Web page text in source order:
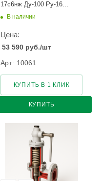
17с6нж Ду-100 Ру-16
Рн-8...16
В наличии
Цена:
53 590 руб./шт
Арт.: 10061
КУПИТЬ
КУПИТЬ В 1 КЛИК